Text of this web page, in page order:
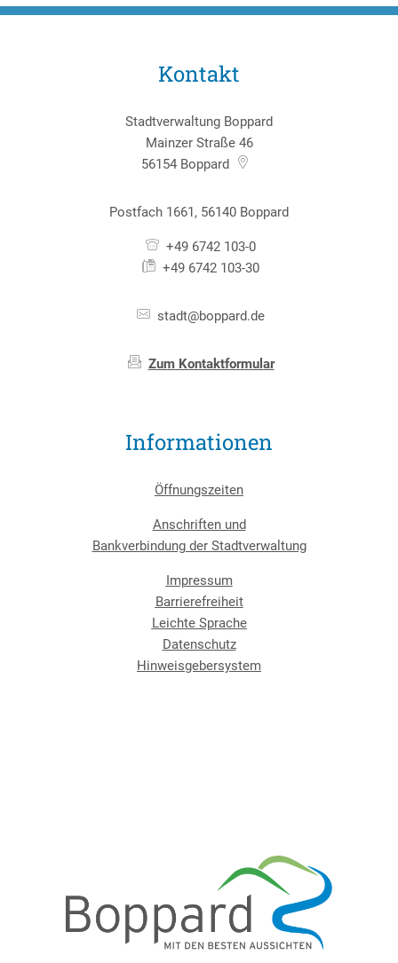
Kontakt
Stadtverwaltung Boppard
Mainzer Straße 46
56154 Boppard
Postfach 1661, 56140 Boppard
+49 6742 103-0
+49 6742 103-30
stadt@boppard.de
Zum Kontaktformular
Informationen
Öffnungszeiten
Anschriften und
Bankverbindung der Stadtverwaltung
Impressum
Barrierefreiheit
Leichte Sprache
Datenschutz
Hinweisgebersystem